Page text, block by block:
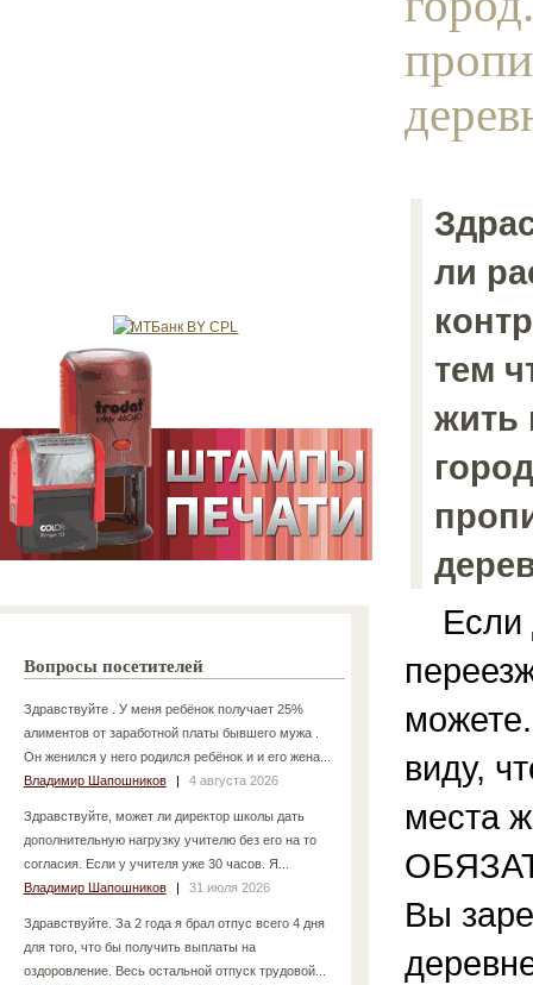
Вопросы посетителей
Здравствуйте . У меня ребёнок получает 25%
алиментов от заработной платы бывшего мужа .
Он женился у него родился ребёнок и и его жена...
Владимир Шапошников
| 4 августа 2026
Здравствуйте, может ли директор школы дать
дополнительную нагрузку учителю без его на то
согласия. Если у учителя уже 30 часов. Я...
Владимир Шапошников
| 31 июля 2026
Здравствуйте. За 2 года я брал отпус всего 4 дня
для того, что бы получить выплаты на
оздоровление. Весь остальной отпуск трудовой...
ли
тем
жить
Если
виду,
места
Вы